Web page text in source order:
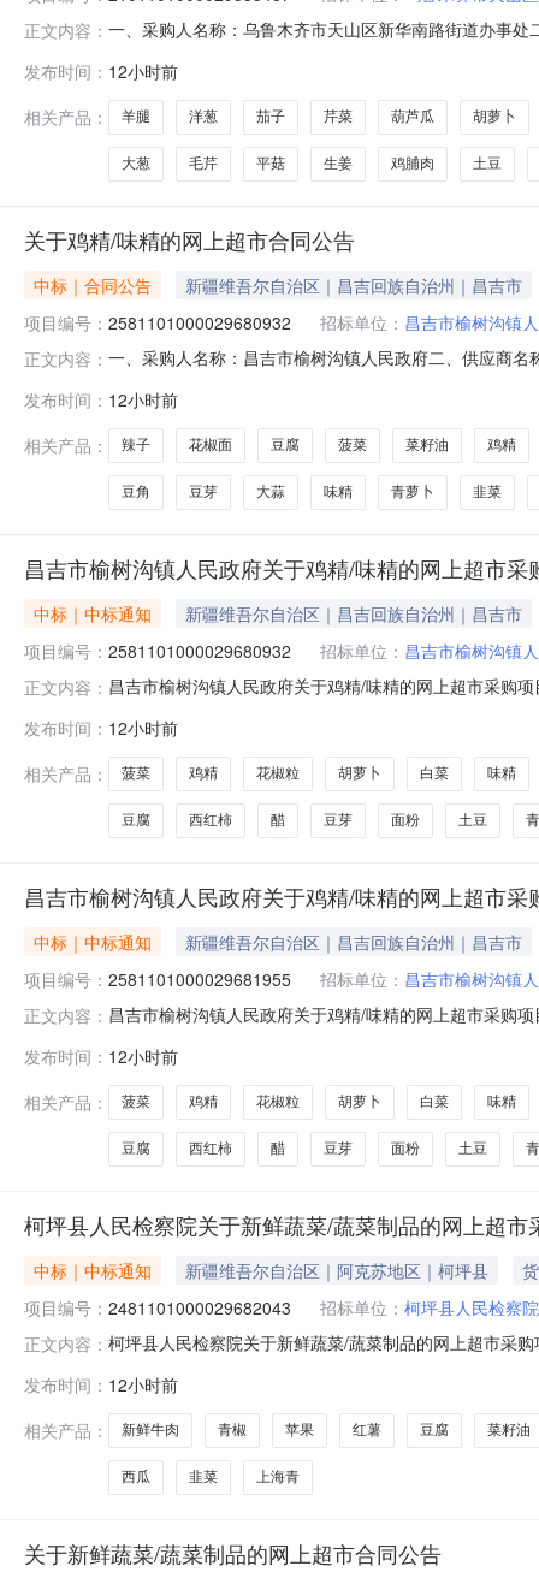
正文内容： 一、采购人名称：乌鲁木齐市天山区新华南路街道办事
(元)1白豆腐新鲜蔬菜/蔬菜制品无品牌白豆腐公斤
发布时间： 12小时前
相关产品：
羊腿 洋葱 茄子 芹菜 葫芦瓜 胡萝卜
大葱 毛芹 平菇 生姜 鸡脯肉 土豆
关于鸡精/味精的网上超市合同公告
中标｜合同公告
新疆维吾尔自治区｜昌吉回族自治州｜昌吉市
项目编号： 2581101000029680932 招标单位： 昌吉市榆树沟镇
正文内容： 一、采购人名称：昌吉市榆树沟镇人民政府二、供应商
地郎新鲜蔬菜/蔬菜制品豆角本地郎豆角千克
发布时间： 12小时前
相关产品：
辣子 花椒面 豆腐 菠菜 菜籽油 鸡精
豆角 豆芽 大蒜 味精 青萝卜 韭菜
昌吉市榆树沟镇人民政府关于鸡精/味精的网上超市采
中标｜中标通知
新疆维吾尔自治区｜昌吉回族自治州｜昌吉市
项目编号： 2581101000029680932 招标单位： 昌吉市榆树沟镇
正文内容： 昌吉市榆树沟镇人民政府关于鸡精/味精的网上超市采购
码:652301项目所在行政区划名称:新疆维吾尔自治区昌
发布时间： 12小时前
相关产品：
菠菜 鸡精 花椒粒 胡萝卜 白菜 味精
豆腐 西红柿 醋 豆芽 面粉 土豆
昌吉市榆树沟镇人民政府关于鸡精/味精的网上超市采
中标｜中标通知
新疆维吾尔自治区｜昌吉回族自治州｜昌吉市
项目编号： 2581101000029681955 招标单位： 昌吉市榆树沟镇
正文内容： 昌吉市榆树沟镇人民政府关于鸡精/味精的网上超市采购
码:652301项目所在行政区划名称:新疆维吾尔自治区昌
发布时间： 12小时前
相关产品：
菠菜 鸡精 花椒粒 胡萝卜 白菜 味精
豆腐 西红柿 醋 豆芽 面粉 土豆
柯坪县人民检察院关于新鲜蔬菜/蔬菜制品的网上超市
中标｜中标通知 新疆维吾尔自治区｜阿克苏地区｜柯坪县
项目编号： 2481101000029682043 招标单位： 柯坪县人民检察院
正文内容： 柯坪县人民检察院关于新鲜蔬菜/蔬菜制品的网上超市采
政区划编码:652999项目所在行政区划名称:阿克苏地区
发布时间： 12小时前
相关产品：
新鲜牛肉 青椒 苹果 红薯 豆腐 菜籽油
西瓜 韭菜 上海青
关于新鲜蔬菜/蔬菜制品的网上超市合同公告